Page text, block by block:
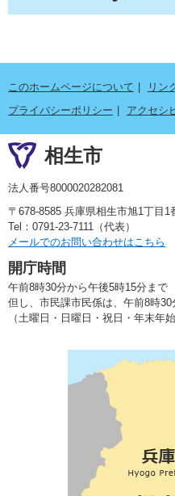
このホームページについて
リン
プライバシーポリシー
アクセシ
相生市
法人番号8000020282081
〒678-8585 兵庫県相生市旭1丁目1
Tel：0791-23-7111（代表）
メールでのお問い合わせはこちら
開庁時間
午前8時30分から午後5時15分まで
但し、市民課市民係は、午前8時
（土曜日・日曜日・祝日・年末年始